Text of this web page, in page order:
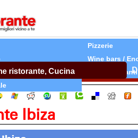
Pizzerie
Wine bars /
Tutti Ristoranti
Ibiza